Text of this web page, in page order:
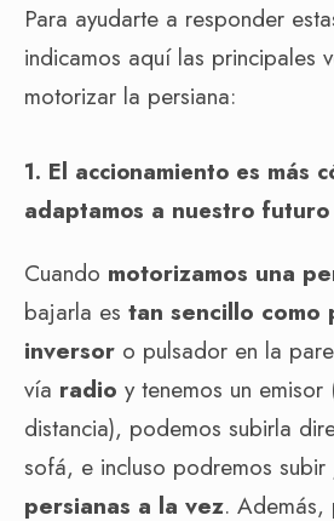
Para ayudarte a responder
indicamos aquí las principales
motorizar la persiana:
1. El accionamiento es más
adaptamos a nuestro futuro
Cuando motorizamos una
bajarla es tan sencillo como
inversor o pulsador en la
vía radio y tenemos un emisor
distancia), podemos subirla
sofá, e incluso podremos
persianas a la vez. Además,